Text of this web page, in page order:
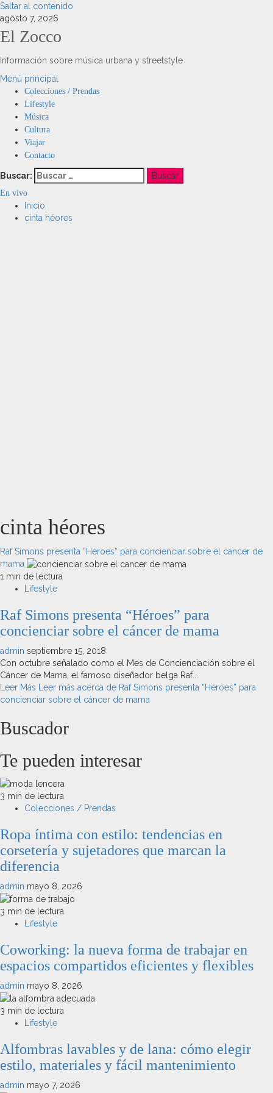
Saltar al contenido
agosto 7, 2026
El Zocco
Información sobre música urbana y streetstyle
Menú principal
Colecciones / Prendas
Lifestyle
Música
Cultura
Viajar
Contacto
Buscar:
En vivo
Inicio
cinta héores
cinta héores
Raf Simons presenta “Héroes” para concienciar sobre el cáncer de
mama
1 min de lectura
Lifestyle
Raf Simons presenta “Héroes” para
concienciar sobre el cáncer de mama
admin septiembre 15, 2018
Con octubre señalado como el Mes de Concienciación sobre el
Cáncer de Mama, el famoso diseñador belga Raf...
Leer Más Leer más acerca de Raf Simons presenta “Héroes” para
concienciar sobre el cáncer de mama
Buscador
Te pueden interesar
3 min de lectura
Colecciones / Prendas
Ropa íntima con estilo: tendencias en
corsetería y sujetadores que marcan la
diferencia
admin mayo 8, 2026
3 min de lectura
Lifestyle
Coworking: la nueva forma de trabajar en
espacios compartidos eficientes y flexibles
admin mayo 8, 2026
3 min de lectura
Lifestyle
Alfombras lavables y de lana: cómo elegir
estilo, materiales y fácil mantenimiento
admin mayo 7, 2026